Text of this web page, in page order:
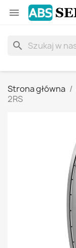

search
Strona główna
2RS